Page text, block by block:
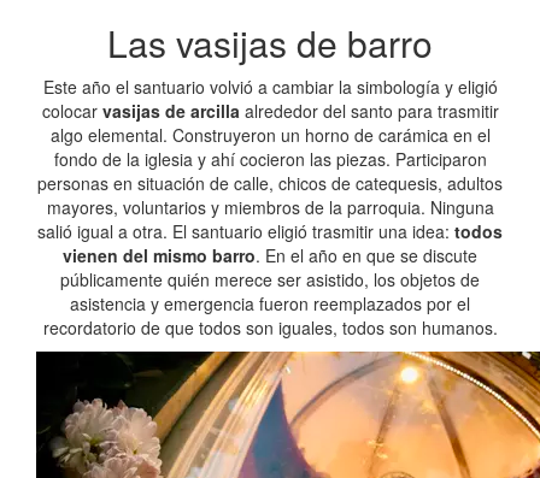
Las vasijas de barro
Este año el santuario volvió a cambiar la simbología y eligió
colocar vasijas de arcillaalrededor del santo para trasmitir
algo elemental. Construyeron un horno de carámica en el
fondo de la iglesia y ahí cocieron las piezas. Participaron
personas en situación de calle, chicos de catequesis, adultos
mayores, voluntarios y miembros de la parroquia. Ninguna
salió igual a otra. El santuario eligió trasmitir una idea: todos
vienen del mismo barro. En el año en que se discute
públicamente quién merece ser asistido, los objetos de
asistencia y emergencia fueron reemplazados por el
recordatorio de que todos son iguales, todos son humanos.